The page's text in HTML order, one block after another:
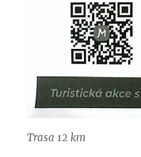
Trasa 12 km